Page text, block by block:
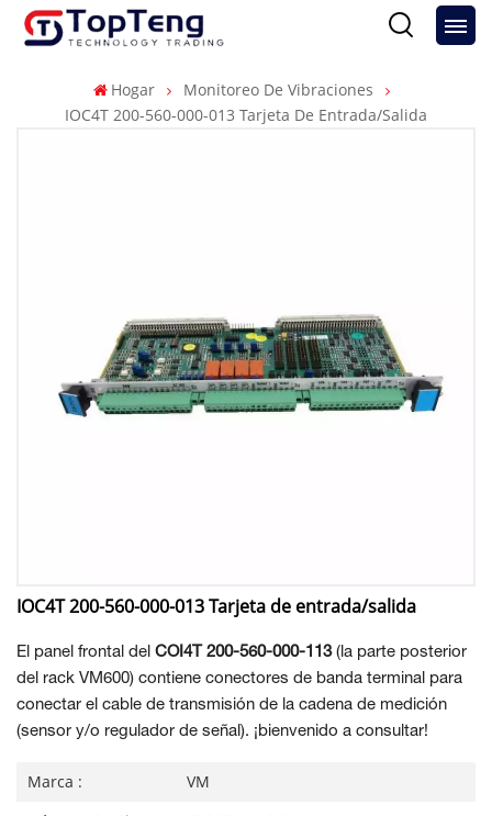
Hogar
Monitoreo De Vibraciones
IOC4T 200-560-000-013 Tarjeta De Entrada/salida
IOC4T 200-560-000-013 Tarjeta de entrada/salida
El panel frontal del COI4T 200-560-000-113(la parte posterior
del rack VM600) contiene conectores de banda terminal para
conectar el cable de transmisión de la cadena de medición
(sensor y/o regulador de señal). ¡bienvenido a consultar!
Marca :
VM